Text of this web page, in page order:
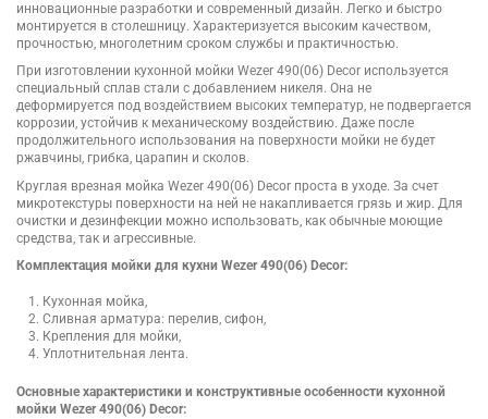
инновационные разработки и современный дизайн. Легко и быстро
монтируется в столешницу. Характеризуется высоким качеством,
прочностью, многолетним сроком службы и практичностью.
При изготовлении кухонной мойки Wezer 490(06) Decor используется
специальный сплав стали с добавлением никеля. Она не
деформируется под воздействием высоких температур, не подвергается
коррозии, устойчив к механическому воздействию. Даже после
продолжительного использования на поверхности мойки не будет
ржавчины, грибка, царапин и сколов.
Круглая врезная мойка Wezer 490(06) Decor проста в уходе. За счет
микротекстуры поверхности на ней не накапливается грязь и жир. Для
очистки и дезинфекции можно использовать, как обычные моющие
средства, так и агрессивные.
Комплектация мойки для кухни Wezer 490(06) Decor:
Кухонная мойка,
Сливная арматура: перелив, сифон,
Крепления для мойки,
Уплотнительная лента.
Основные характеристики и конструктивные особенности кухонной
мойки Wezer 490(06) Decor: